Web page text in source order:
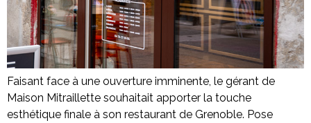
Faisant face à une ouverture imminente, le gérant de
Maison Mitraillette souhaitait apporter la touche
esthétique finale à son restaurant de Grenoble. Pose